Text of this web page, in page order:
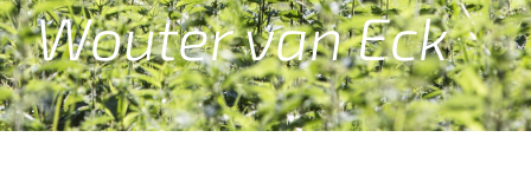
Wouter van Eck